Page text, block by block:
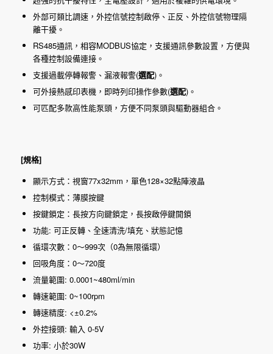
外部可類比調速，外控信號控制啟停、正反、外控信號物理隔
離干擾。
RS485通訊，相容MODBUS協定，支援通訊參數設置，方便與
各種控制設備連接。
支援過載停轉報警、漏液報警(選配)。
可外接熱感印表機，即時列印操作參數(選配)。
可匹配多款高性能泵頭，方便不同泵頭與驅動器組合。
[規格]
顯示方式：視窗77x32mm，單色128×32點陣液晶
控制模式：薄膜按鍵
按鍵鎖定：長按方向鍵鎖定，長按啟停鍵開鎖
功能: 可正反轉、全速清洗/填充、狀態記憶
循環次數：0～999次（0為無限循環）
回吸角度：0～720度
流量範圍: 0.0001~480ml/min
轉速範圍: 0~100rpm
轉速精度: <±0.2%
外控接頭: 輸入 0-5V
功率: 小於30W